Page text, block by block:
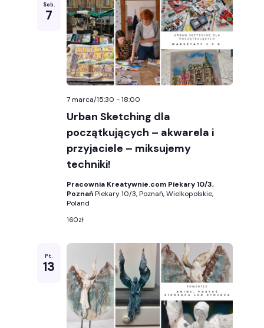
Sob.
7
Urban Sketching dla
początkujących – akwarela i
przyjaciele – miksujemy
techniki!
7 marca/15:30 -18:00
Pracownia Kreatywnie.com Piekary 10/3,
PoznańPiekary 10/3, Poznań, Wielkopolskie,
Poland
160zł
Pt.
13